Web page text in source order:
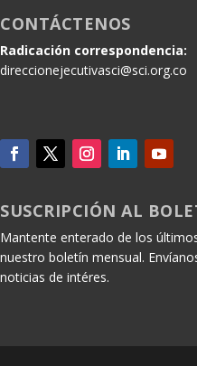
CONTÁCTENOS
Radicación correspondencia:
direccionejecutivasci@sci.org.co
SUSCRIPCIÓN AL
Mantente enterado de los
nuestro boletín mensual.
noticias de intéres.